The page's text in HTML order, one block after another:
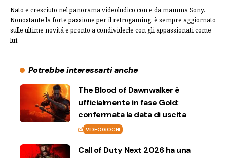
Nato e cresciuto nel panorama videoludico con e da mamma Sony.
Nonostante la forte passione per il retrogaming, è sempre aggiornato
sulle ultime novitá e pronto a condividerle con gli appassionati come
lui.
Potrebbe interessarti anche
The Blood of Dawnwalker è
ufficialmente in fase Gold:
confermata la data di uscita
VIDEOGIOCHI
Call of Duty Next 2026 ha una